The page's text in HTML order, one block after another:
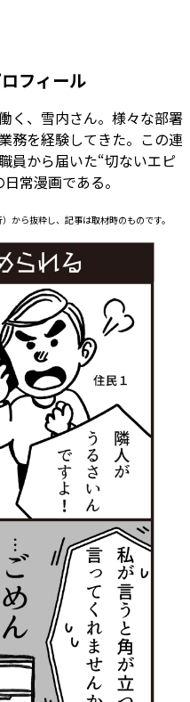
フィール
く、雪内さん。様々な部署
務を経験してきた。この連
員から届いた“切ないエピ
常漫画である。
ら抜粋し、記事は取材時のものです。